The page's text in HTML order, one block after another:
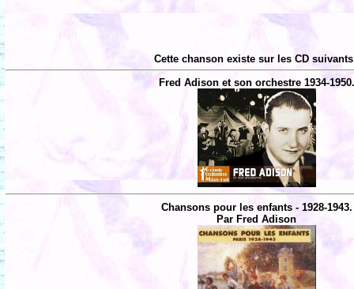
Cette chanson existe sur les CD
Fred Adison et son orchestre 1934-1950.
Chansons pour les enfants - 1928-1943.
Par Fred Adison